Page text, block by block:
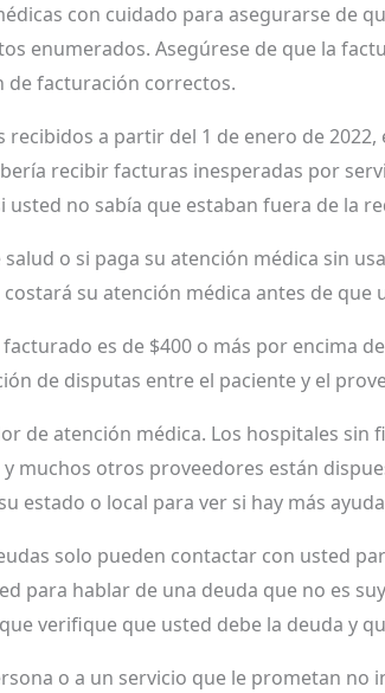
con cuidado para asegurarse de
enumerados. Asegúrese de que la
de facturación correctos.
a partir del 1 de enero de
recibir facturas inesperadas por
usted no sabía que estaban fuera de la
o si paga su atención médica sin
costará su atención médica antes de que
es de $400 o más por encima
de disputas entre el paciente y el
de atención médica. Los hospitales
muchos otros proveedores están
estado o local para ver si hay más
solo pueden contactar con usted
para hablar de una deuda que no es
verifique que usted debe la deuda y
o a un servicio que le prometan